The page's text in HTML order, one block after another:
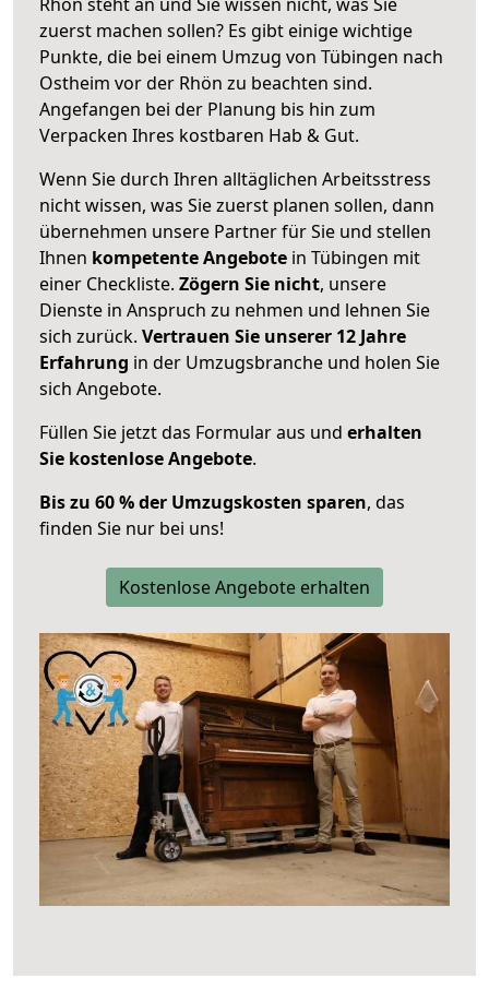
zuerst machen sollen? Es gibt einige wichtige
Punkte, die bei einem Umzug von Tübingen nach
Ostheim vor der Rhön zu beachten sind.
Angefangen bei der Planung bis hin zum
Verpacken Ihres kostbaren Hab & Gut.
Wenn Sie durch Ihren alltäglichen Arbeitsstress
nicht wissen, was Sie zuerst planen sollen, dann
übernehmen unsere Partner für Sie und stellen
Ihnen kompetente Angebote in Tübingen mit
einer Checkliste. Zögern Sie nicht, unsere
Dienste in Anspruch zu nehmen und lehnen Sie
sich zurück. Vertrauen Sie unserer 12 Jahre
Erfahrung in der Umzugsbranche und holen Sie
sich Angebote.
Füllen Sie jetzt das Formular aus und erhalten
Sie kostenlose Angebote.
Bis zu 60 % der Umzugskosten sparen, das
finden Sie nur bei uns!
Kostenlose Angebote erhalten